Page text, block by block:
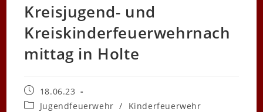
Kreisjugend- und
Kreiskinderfeuerwehrnach
mittag in Holte
Beitrag
veröffentlicht:
18.06.23
Beitrags-
Jugendfeuerwehr / Kinderfeuerwehr